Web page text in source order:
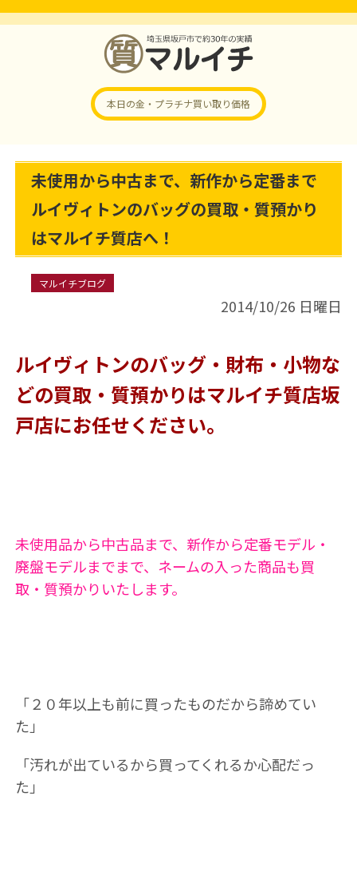
本日の金・プラチナ買い取り価格
未使用から中古まで、新作から定番まで
ルイヴィトンのバッグの買取・質預かり
はマルイチ質店へ！
マルイチブログ
2014/10/26 日曜日
ルイヴィトンのバッグ・財布・小物な
どの買取・質預かりはマルイチ質店坂
戸店にお任せください。
未使用品から中古品まで、新作から定番モデル・
廃盤モデルまでまで、ネームの入った商品も買
取・質預かりいたします。
「２０年以上も前に買ったものだから諦めてい
た」
「汚れが出ているから買ってくれるか心配だっ
た」